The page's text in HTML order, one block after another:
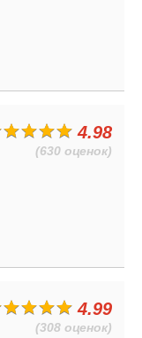
4.98
(630 оценок)
4.99
(308 оценок)